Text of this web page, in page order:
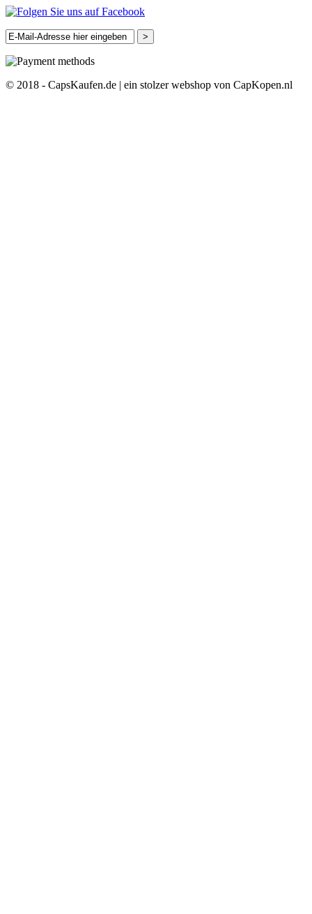
>
© 2018 - CapsKaufen.de | ein stolzer webshop von CapKopen.nl